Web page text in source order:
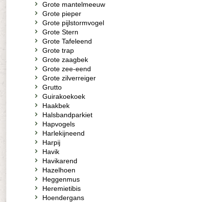
Grote mantelmeeuw
Grote pieper
Grote pijlstormvogel
Grote Stern
Grote Tafeleend
Grote trap
Grote zaagbek
Grote zee-eend
Grote zilverreiger
Grutto
Guirakoekoek
Haakbek
Halsbandparkiet
Hapvogels
Harlekijneend
Harpij
Havik
Havikarend
Hazelhoen
Heggenmus
Heremietibis
Hoendergans